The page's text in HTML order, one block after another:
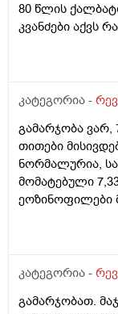
80 წლის
კვანძები აქვს
კატეგორია -
გამარჯობა
თითები
ნორმალურია,
მომატებული
ეოზინოფილები
კატეგორია -
გამარჯობათ.